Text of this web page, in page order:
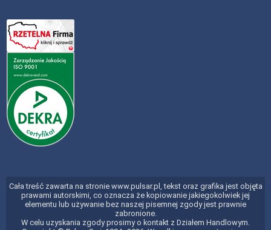
Cała treść zawarta na stronie www.pulsar.pl, tekst oraz grafika jest objęta
prawami autorskimi, co oznacza że kopiowanie jakiegokolwiek jej
elementu lub używanie bez naszej pisemnej zgody jest prawnie
zabronione.
W celu uzyskania zgody prosimy o kontakt z Działem Handlowym.